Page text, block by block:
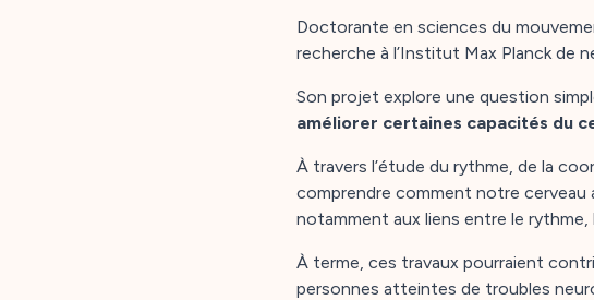
Doctorante en sciences du
recherche à l’Institut Max Planck de
Son projet explore une question
améliorer certaines capacités du
À travers l’étude du rythme, de la
comprendre comment notre cerveau
notamment aux liens entre le
À terme, ces travaux pourraient
personnes atteintes de troubles